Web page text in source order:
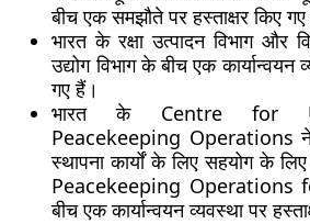
बीच एक समझौते पर हस्ताक्षर किए
भारत के रक्षा उत्पादन विभाग और
उद्योग विभाग के बीच एक कार्यान्वयन
गए हैं।
भारत के Centre for
Peacekeeping Operations ने
स्थापना कार्यों के लिए सहयोग के
Peacekeeping Operations
बीच एक कार्यान्वयन व्यवस्था पर